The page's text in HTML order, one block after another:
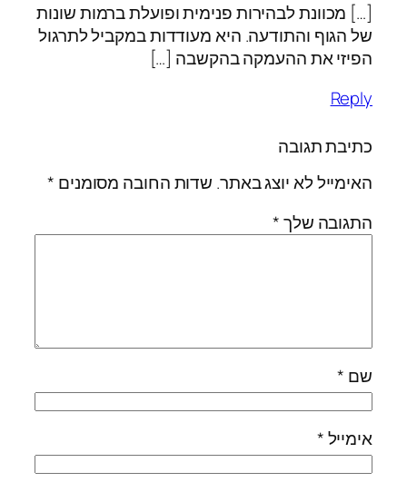
[…] מכוונת לבהירות פנימית ופועלת ברמות שונות
של הגוף והתודעה. היא מעודדות במקביל לתרגול
הפיזי את ההעמקה בהקשבה […]
Reply
כתיבת תגובה
האימייל לא יוצג באתר. שדות החובה מסומנים *
התגובה שלך*
שם *
אימייל*